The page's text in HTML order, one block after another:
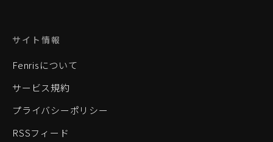
サイト情報
Fenrisについて
サービス規約
プライバシーポリシー
RSSフィード